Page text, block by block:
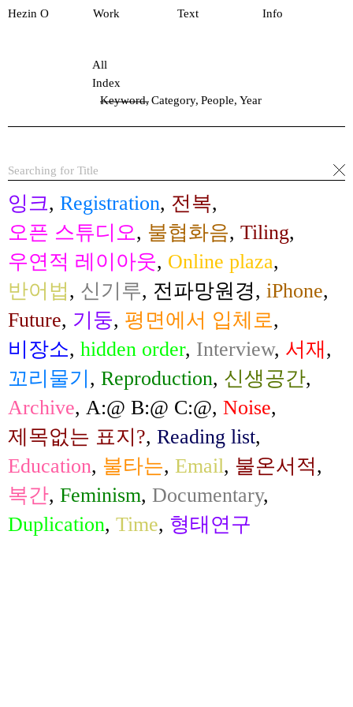
Hezin O Work Text Info
잉크, Registration, 전복,
오픈 스튜디오, 불협화음, Tiling,
우연적 레이아웃, Online plaza,
반어법, 신기루, 전파망원경, iPhone,
Future, 기둥, 평면에서 입체로,
비장소, hidden order, Interview, 서재 ,
꼬리물기 , Reproduction, 신생공간,
Archive, A:@ B:@ C:@, Noise,
제목없는 표지?, Reading list,
Education, 불타는, Email, 불온서적,
복간, Feminism, Documentary,
Duplication, Time, 형태연구
All
Index
Keyword,Category, People, Year